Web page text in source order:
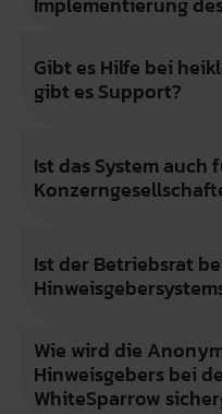
Gibt es Hilfe bei
gibt es Support?
Ist das System auch
Ist der Betriebsrat
Wie wird die
Hinweisgebers bei
WhiteSparrow